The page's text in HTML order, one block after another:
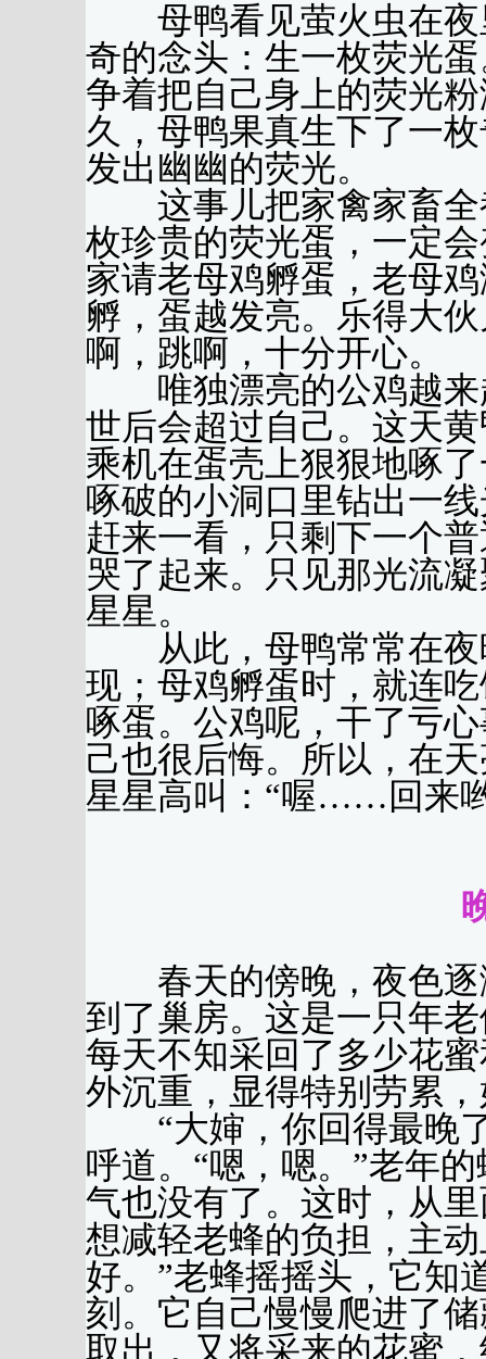
母鸭看见萤火虫在夜
奇的念头：生一枚荧光
争着把自己身上的荧光
久，母鸭果真生下了一
发出幽幽的荧光。
这事儿把家禽家畜全
枚珍贵的荧光蛋，一定
家请老母鸡孵蛋，老母
孵，蛋越发亮。乐得大
啊，跳啊，十分开心。
唯独漂亮的公鸡越来
世后会超过自己。这天
乘机在蛋壳上狠狠地啄
啄破的小洞口里钻出一
赶来一看，只剩下一个
哭了起来。只见那光流
星星。
从此，母鸭常常在夜
现；母鸡孵蛋时，就连
啄蛋。公鸡呢，干了亏
己也很后悔。所以，在
星星高叫：“喔……回来
春天的傍晚，夜色逐
到了巢房。这是一只年
每天不知采回了多少花
外沉重，显得特别劳累
“大婶，你回得最晚了
呼道。“嗯，嗯。”老年
气也没有了。这时，从
想减轻老蜂的负担，主
好。”老蜂摇摇头，它知
刻。它自己慢慢爬进了
取出，又将采来的花蜜